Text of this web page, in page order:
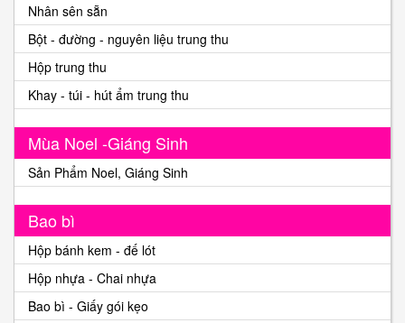
Nhân sên sẵn
Bột - đường - nguyên liệu trung thu
Hộp trung thu
Khay - túi - hút ẩm trung thu
Mùa Noel -Giáng Sinh
Sản Phẩm Noel, Giáng Sinh
Bao bì
Hộp bánh kem - đế lót
Hộp nhựa - Chai nhựa
Bao bì - Giấy gói kẹo